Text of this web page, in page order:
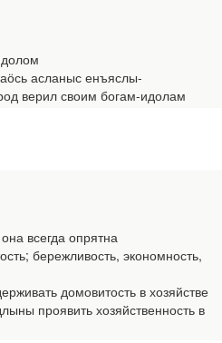
асланыс енъяслы-
верил своим богам-идолам
всегда опрятна
бережливость, экономность,
домовитость в хозяйстве
проявить хозяйственность в